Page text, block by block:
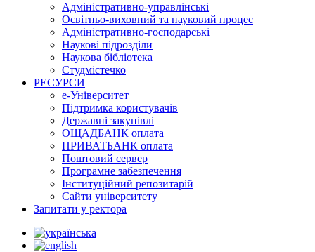
Адміністративно-управлінські
Освітньо-виховний та науковий процес
Адміністративно-господарські
Наукові підрозділи
Наукова бібліотека
Студмістечко
РЕСУРСИ
е-Університет
Підтримка користувачів
Державні закупівлі
ОЩАДБАНК оплата
ПРИВАТБАНК оплата
Поштовий сервер
Програмне забезпечення
Інституційний репозитарій
Сайти університету
Запитати у ректора